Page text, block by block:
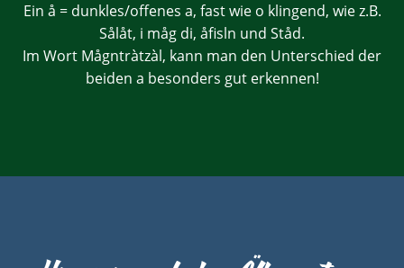
Ein å = dunkles/offenes a, fast wie o klingend, wie z.B.
Sålåt, i måg di, åfisln und Ståd.
Im Wort Mågntràtzàl, kann man den Unterschied der
beiden a besonders gut erkennen!